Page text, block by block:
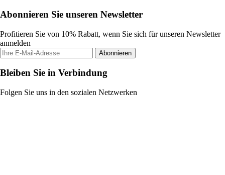
Abonnieren Sie unseren Newsletter
Profitieren Sie von 10% Rabatt, wenn Sie sich für unseren Newsletter
anmelden
Abonnieren
Bleiben Sie in Verbindung
Folgen Sie uns in den sozialen Netzwerken